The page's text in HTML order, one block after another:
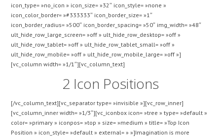
icon_type= »no_icon » icon_size= »32″ icon_style= »none »
icon_color_border= »#333333″ icon_border_size= »1″
icon_border_radius= »500″ icon_border_spacing= »50″ img_width= »48″
ult_hide_row_large_screen= »off » ult_hide_row_desktop= »off »
ult_hide_row_tablet= »off » ult_hide_row_tablet_small= »off »
ult_hide_row_mobile= »off » ult_hide_row_mobile_large= »off »]
[vc_column width= »1/1″][vc_column_text]
2 Icon Positions
[/vc_column_text][vc_separator type= »invisible »][vc_row_inner]
[vc_column_inner width= »1/3″][vc_iconbox icon= »tree » type= »default »
color= »primary » iconpos= »top » size= »medium » title= »Top Icon
Position » icon_style= »default » external= » »]Imagination is more